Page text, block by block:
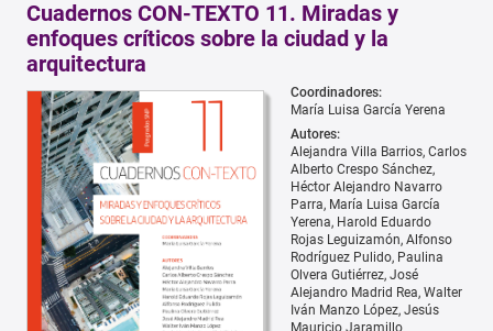
Cuadernos CON-TEXTO 11. Miradas y
enfoques críticos sobre la ciudad y la
arquitectura
Coordinadores:
María Luisa García Yerena
Autores:
Alejandra Villa Barrios Carlos
Alberto Crespo Sánchez
Héctor Alejandro Navarro
Parra María Luisa García
Yerena Harold Eduardo
Rojas Leguizamón Alfonso
Rodríguez Pulido Paulina
Olvera Gutiérrez José
Alejandro Madrid Rea Walter
Iván Manzo López Jesús